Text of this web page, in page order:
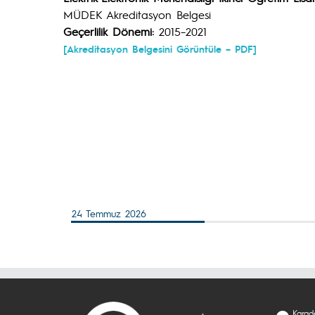
MÜDEK Akreditasyon Belgesi
Geçerlilik Dönemi: 2015–2021
[Akreditasyon Belgesini Görüntüle – PDF]
24 Temmuz 2026